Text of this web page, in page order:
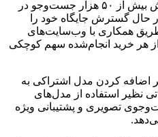
میلیارد دلار برسد. انکور با پردازش بیش از ۵۰ هزار جست‌وجو در
حال گسترش جایگاه خود را
طریق همکاری با وب‌سایت‌های
هر خرید انجام‌شده سهم کوچکی
اضافه کردن مدل اشتراکی به
نظیر استفاده از مدل‌های
تصویری و پشتیبانی ویژه